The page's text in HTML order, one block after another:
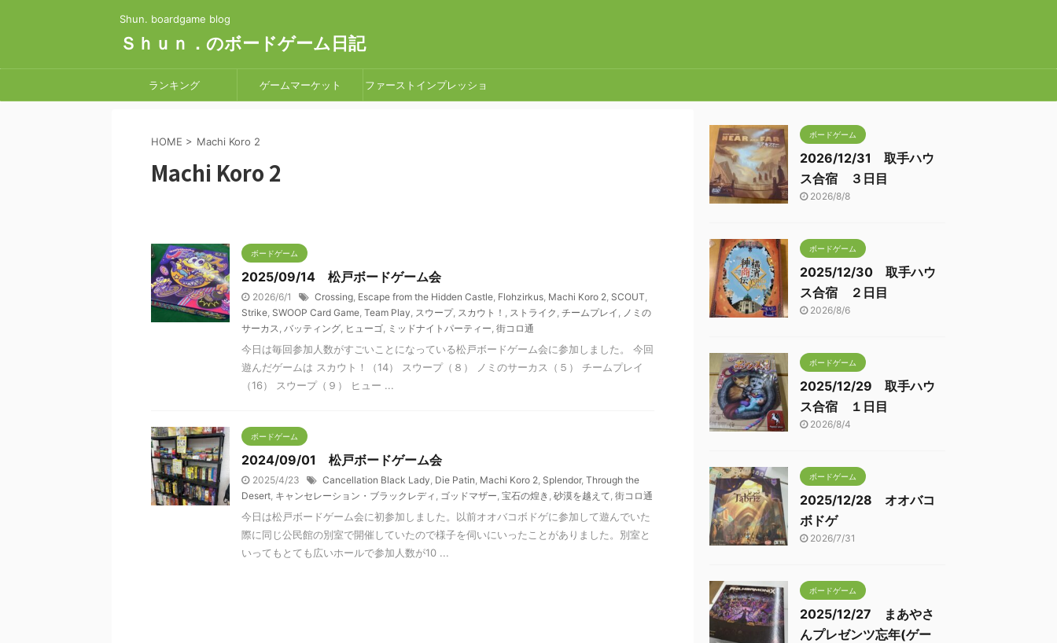
Shun. boardgame blog
Ｓｈｕｎ．のボードゲーム日記
ランキング ゲームマーケット ファーストインプレッショ
HOME > Machi Koro 2
Machi Koro 2
ボードゲーム
2025/09/14 松戸ボードゲーム会
2026/6/1 Crossing, Escape from the Hidden Castle, Flohzirkus, Machi Koro 2, SCOUT,
Strike, SWOOP Card Game, Team Play, スウープ, スカウト！ , ストライク , チームプレイ , ノミの
サーカス, バッティング, ヒューゴ, ミッドナイトパーティー, 街コロ通
今日は毎回参加人数がすごいことになっている松戸ボードゲーム会に参加しました。 今回
遊んだゲームは スカウト！（14） スウープ（８） ノミのサーカス（５） チームプレイ
（16） スウープ（９） ヒュー ...
ボードゲーム
2024/09/01 松戸ボードゲーム会
2025/4/23 Cancellation Black Lady, Die Patin, Machi Koro 2, Splendor, Through the
Desert, キャンセレーション・ブラックレディ , ゴッドマザー, 宝石の煌き , 砂漠を越えて, 街コロ通
今日は松戸ボードゲーム会に初参加しました。以前オオバコボドゲに参加して遊んでいた
際に同じ公民館の別室で開催していたので様子を伺いにいったことがありました。別室と
いってもとても広いホールで参加人数が10 ...
ボードゲーム
2026/12/31 取手ハウ
ス合宿 ３日目
2026/8/8
ボードゲーム
2025/12/30 取手ハウ
ス合宿 ２日目
2026/8/6
ボードゲーム
2025/12/29 取手ハウ
ス合宿 １日目
2026/8/4
ボードゲーム
2025/12/28 オオバコ
ボドゲ
2026/7/31
ボードゲーム
2025/12/27 まあやさ
んプレゼンツ忘年(ゲー